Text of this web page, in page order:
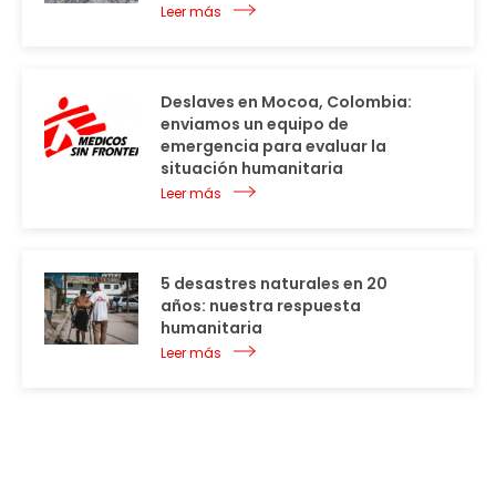
Leer más
Deslaves en Mocoa, Colombia:
enviamos un equipo de
emergencia para evaluar la
situación humanitaria
Leer más
5 desastres naturales en 20
años: nuestra respuesta
humanitaria
Leer más